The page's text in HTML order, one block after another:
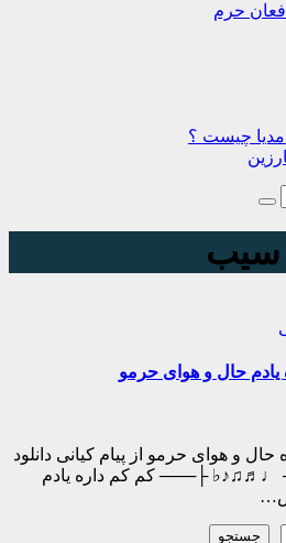
حرم
چیست ؟
سیب
یادم حال و هوای حرمو
و هوای حرمو از پیام کیانی دانلود
♩♬♫♪♭ ├─── کم کم داره یادم
جستجو